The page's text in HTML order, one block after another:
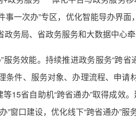
事一次办”专区，优化智能导办界
政务局、省政务服务和大数据中心
”服务效能。持续推进政务服务“跨
条件、服务对象、办理流程、申
15省自助机“跨省通办”取得成效
”窗口建设，优化线下“跨省通办”